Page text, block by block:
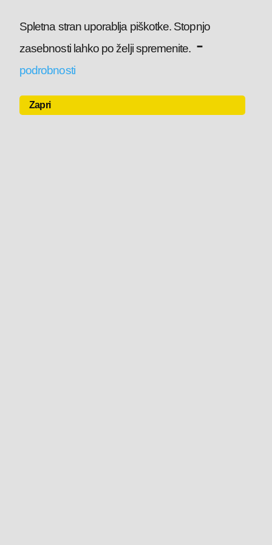
Spletna stran uporablja piškotke. Stopnjo
zasebnosti lahko po želji spremenite. -
podrobnosti
Zapri